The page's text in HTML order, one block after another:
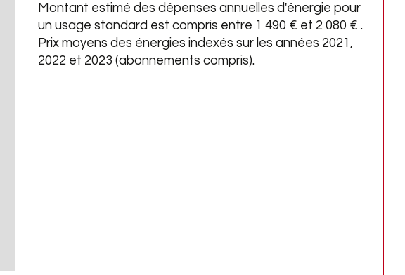
Montant estimé des dépenses annuelles d'énergie pour
un usage standard est compris entre 1 490 € et 2 080 € .
Prix moyens des énergies indexés sur les années 2021,
2022 et 2023 (abonnements compris).